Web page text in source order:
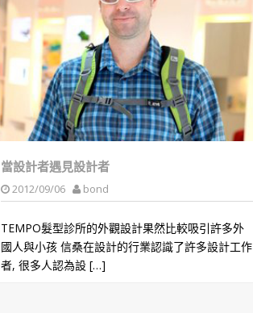
當設計者遇見設計者
2012/09/06 bond
TEMPO髮型診所的外觀設計果然比較吸引許多外
國人與小孩 信桑在設計的行業認識了許多設計工作
者, 很多人認為設 […]